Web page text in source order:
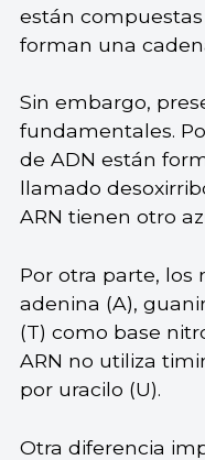
están
forman una
Sin embargo,
fundamentales.
de ADN están
llamado
ARN tienen otro
Por otra parte, los
adenina (A),
(T) como base
ARN no utiliza
por uracilo (U).
Otra diferencia